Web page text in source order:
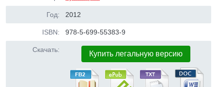
Год: 2012
ISBN: 978-5-699-55383-9
Скачать: Купить легальную версию